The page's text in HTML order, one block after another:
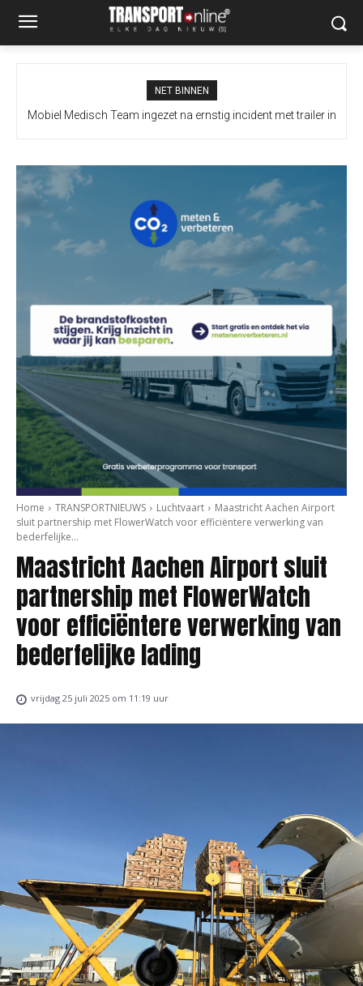
NET BINNEN
Mobiel Medisch Team ingezet na ernstig incident met trailer in
Home TRANSPORTNIEUWS Luchtvaart
Maastricht Aachen Airport
sluit partnership met FlowerWatch voor efficiëntere verwerking van
bederfelijke...
Maastricht Aachen Airport sluit
partnership met FlowerWatch
voor efficiëntere verwerking van
bederfelijke lading
vrijdag 25 juli 2025 om 11:19 uur